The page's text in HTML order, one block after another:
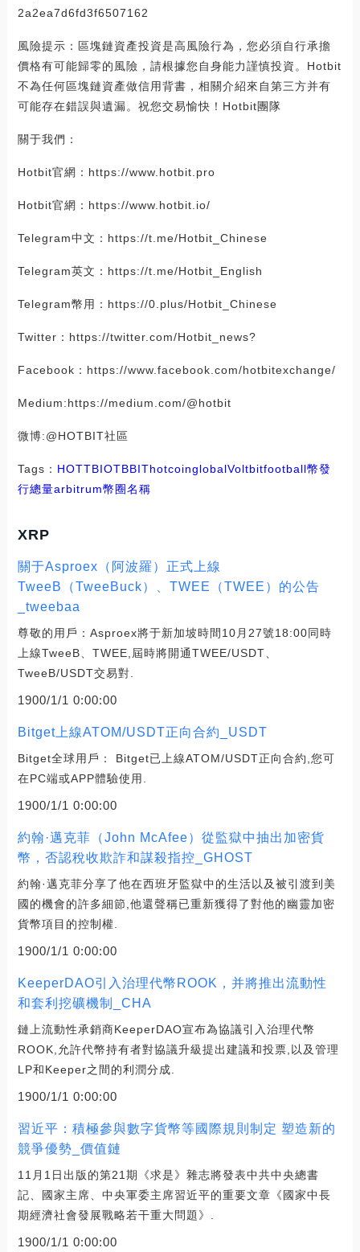
2a2ea7d6fd3f6507162
風險提示：區塊鏈資產投資是高風險行為，您必須自行承擔
價格有可能歸零的風險，請根據您自身能力謹慎投資。Hotbit
不為任何區塊鏈資產做信用背書，相關介紹來自第三方并有
可能存在錯誤與遺漏。祝您交易愉快！Hotbit團隊
關于我們：
Hotbit官網：https://www.hotbit.pro
Hotbit官網：https://www.hotbit.io/
Telegram中文：https://t.me/Hotbit_Chinese
Telegram英文：https://t.me/Hotbit_English
Telegram幣用：https://0.plus/Hotbit_Chinese
Twitter：https://twitter.com/Hotbit_news?
Facebook：https://www.facebook.com/hotbitexchange/
Medium:https://medium.com/@hotbit
微博:@HOTBIT社區
Tags： HOTTBIOTBBIThotcoinglobalVoltbitfootball幣發
行總量arbitrum幣圈名稱
XRP
關于Asproex（阿波羅）正式上線
TweeB（TweeBuck）、TWEE（TWEE）的公告
_tweebaa
尊敬的用戶：Asproex將于新加坡時間10月27號18:00同時
上線TweeB、TWEE,屆時將開通TWEE/USDT、
TweeB/USDT交易對.
1900/1/1 0:00:00
Bitget上線ATOM/USDT正向合約_USDT
Bitget全球用戶： Bitget已上線ATOM/USDT正向合約,您可
在PC端或APP體驗使用.
1900/1/1 0:00:00
約翰·邁克菲（John McAfee）從監獄中抽出加密貨
幣，否認稅收欺詐和謀殺指控_GHOST
約翰·邁克菲分享了他在西班牙監獄中的生活以及被引渡到美
國的機會的許多細節,他還聲稱已重新獲得了對他的幽靈加密
貨幣項目的控制權.
1900/1/1 0:00:00
KeeperDAO引入治理代幣ROOK，并將推出流動性
和套利挖礦機制_CHA
鏈上流動性承銷商KeeperDAO宣布為協議引入治理代幣
ROOK,允許代幣持有者對協議升級提出建議和投票,以及管理
LP和Keeper之間的利潤分成.
1900/1/1 0:00:00
習近平：積極參與數字貨幣等國際規則制定 塑造新的
競爭優勢_價值鏈
11月1日出版的第21期《求是》雜志將發表中共中央總書
記、國家主席、中央軍委主席習近平的重要文章《國家中長
期經濟社會發展戰略若干重大問題》.
1900/1/1 0:00:00